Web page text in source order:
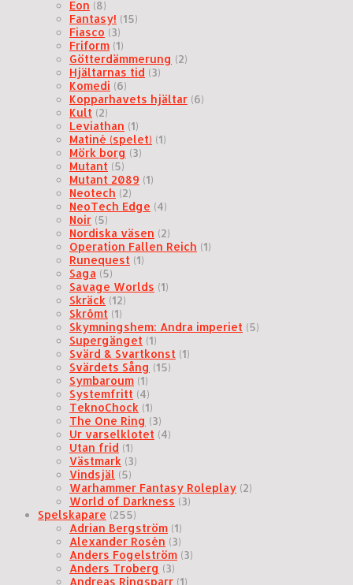
Eon (8)
Fantasy! (15)
Fiasco (3)
Friform (1)
Götterdämmerung (2)
Hjältarnas tid (3)
Komedi (6)
Kopparhavets hjältar (6)
Kult (2)
Leviathan (1)
Matiné (spelet) (1)
Mörk borg (3)
Mutant (5)
Mutant 2089 (1)
Neotech (2)
NeoTech Edge (4)
Noir (5)
Nordiska väsen (2)
Operation Fallen Reich (1)
Runequest (1)
Saga (5)
Savage Worlds (1)
Skräck (12)
Skrômt (1)
Skymningshem: Andra imperiet (5)
Supergänget (1)
Svärd & Svartkonst (1)
Svärdets Sång (15)
Symbaroum (1)
Systemfritt (4)
TeknoChock (1)
The One Ring (3)
Ur varselklotet (4)
Utan frid (1)
Västmark (3)
Vindsjäl (5)
Warhammer Fantasy Roleplay (2)
World of Darkness (3)
Spelskapare (255)
Adrian Bergström (1)
Alexander Rosén (3)
Anders Fogelström (3)
Anders Troberg (3)
Andreas Ringsparr (1)